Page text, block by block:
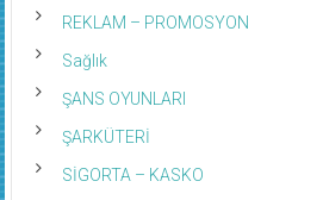
REKLAM – PROMOSYON
Sağlık
ŞANS OYUNLARI
ŞARKÜTERİ
SİGORTA – KASKO